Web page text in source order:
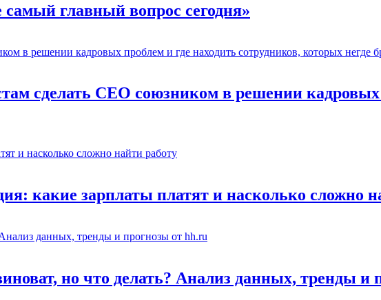
главный вопрос сегодня»
сделать CEO союзником в решении кадровых
какие зарплаты платят и насколько сложно
но что делать? Анализ данных, тренды и